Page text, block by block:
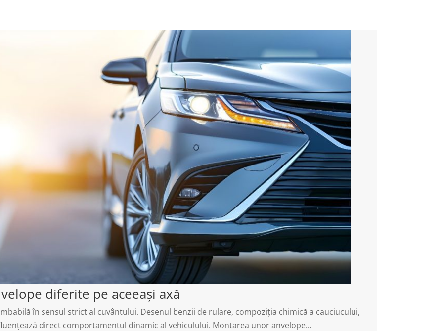
diferite pe aceeași axă
în sensul strict al cuvântului. Desenul benzii de rulare, compoziția chimică a cauciucului,
direct comportamentul dinamic al vehiculului. Montarea unor anvelope...